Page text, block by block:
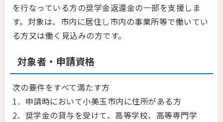
を行なっている方の奨学金返還金の一部を支援しま
す。対象は、市内に居住し市内の事業所等で働いてい
る方又は働く見込みの方です。
対象者・申請資格
次の要件をすべて満たす方
1．申請時において小美玉市内に住所がある方
2．奨学金の貸与を受けて、高等学校、高等専門学